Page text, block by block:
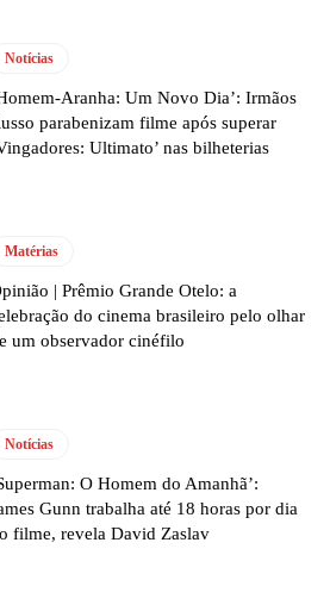
Notícias
Aranha: Um Novo Dia’: Irmãos
parabenizam filme após superar
Ultimato’ nas bilheterias
Matérias
| Prêmio Grande Otelo: a
do cinema brasileiro pelo olhar
um observador cinéfilo
Notícias
O Homem do Amanhã’:
Gunn trabalha até 18 horas por dia
filme, revela David Zaslav